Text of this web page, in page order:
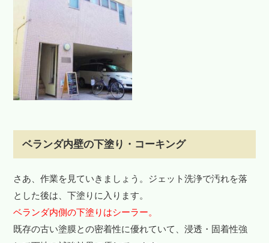
ベランダ内壁の下塗り・コーキング
さあ、作業を見ていきましょう。ジェット洗浄で汚れを落
とした後は、下塗りに入ります。
ベランダ内側の下塗りはシーラー。
既存の古い塗膜との密着性に優れていて、浸透・固着性強